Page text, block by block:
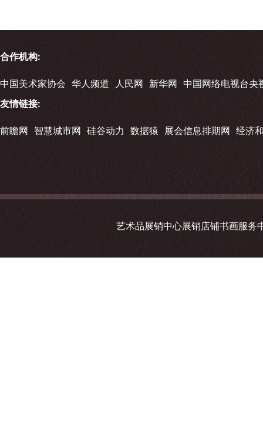
合作机构:
中国美术家协会 华人频道 人民网 新华网 中国网络电视台央
友情链接:
前瞻网 智慧城市网 硅谷动力 数据猿 展会信息排期网 经济
艺术品展销中心展销店铺书画服务